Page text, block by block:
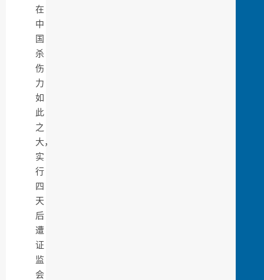
在
中
国
杀
伤
力
如
此
之
大，
实
行
四
天
后
遭
证
监
会